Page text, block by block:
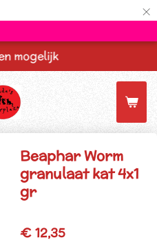
×
mogelijk
Beaphar Worm
granulaat kat 4x1
gr
€ 12,35